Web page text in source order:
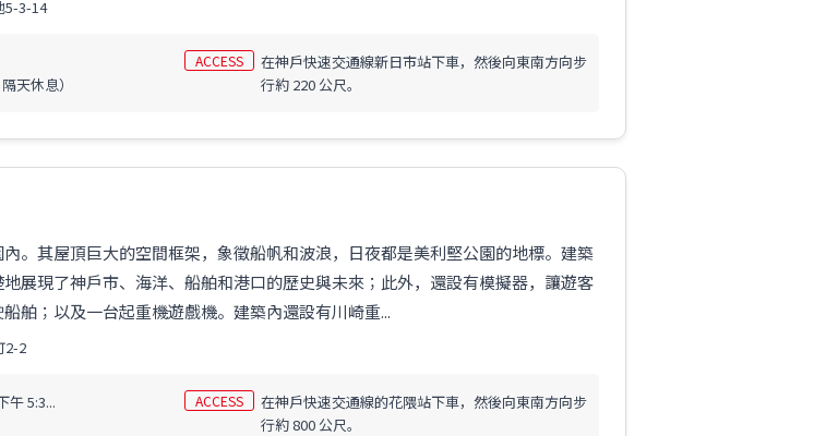
5-3-14
天休息）
ACCESS
在神戶快速交通線新日市站下車，然後向東南方向步
行約 220 公尺。
。其屋頂巨大的空間框架，象徵船帆和波浪，日夜都是美利堅公園的地標。建築
展現了神戶市、海洋、船舶和港口的歷史與未來；此外，還設有模擬器，讓遊客
舶；以及一台起重機遊戲機。建築內還設有川崎重...
2-2
午 5:3... ACCESS
在神戶快速交通線的花隈站下車，然後向東南方向步
行約 800 公尺。